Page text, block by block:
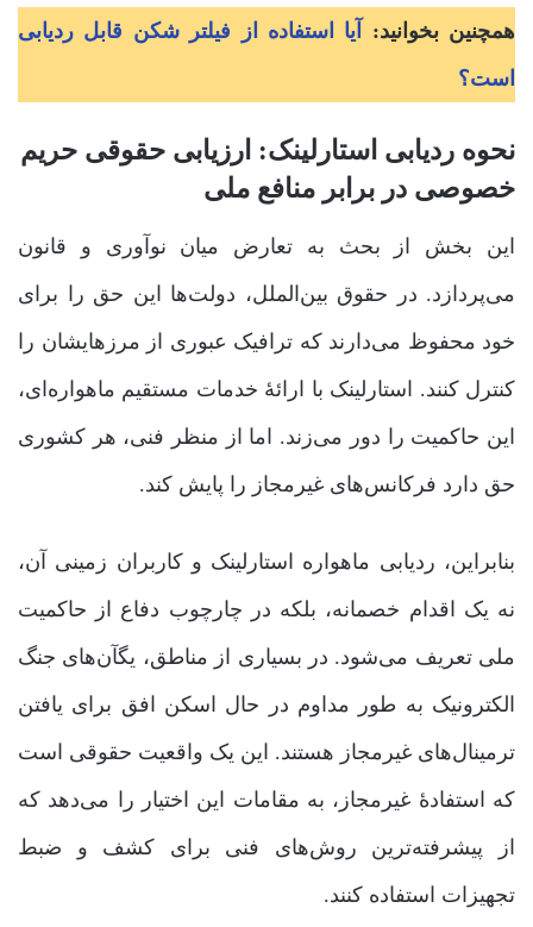
همچنین بخوانید:
آیا استفاده از فیلتر شکن قابل ردیابی
است؟
نحوه ردیابی استارلینک: ارزیابی حقوقی حریم
خصوصی در برابر منافع ملی
این بخش از بحث به تعارض میان نوآوری و قانون
می‌پردازد. در حقوق بین‌الملل، دولت‌ها این حق را برای
خود محفوظ می‌دارند که ترافیک عبوری از مرزهایشان را
کنترل کنند. استارلینک با ارائۀ خدمات مستقیم ماهواره‌ای،
این حاکمیت را دور می‌زند. اما از منظر فنی، هر کشوری
حق دارد فرکانس‌های غیرمجاز را پایش کند.
بنابراین، ردیابی ماهواره استارلینک و کاربران زمینی آن،
نه یک اقدام خصمانه، بلکه در چارچوب دفاع از حاکمیت
ملی تعریف می‌شود. در بسیاری از مناطق، یگآن‌های جنگ
الکترونیک به طور مداوم در حال اسکن افق برای یافتن
ترمینال‌های غیرمجاز هستند. این یک واقعیت حقوقی است
که استفادۀ غیرمجاز، به مقامات این اختیار را می‌دهد که
از پیشرفته‌ترین روش‌های فنی برای کشف و ضبط
تجهیزات استفاده کنند.